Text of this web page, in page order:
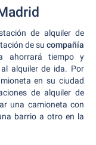
de alquiler de
de su compañía
ahorrará tiempo y
alquiler de ida. Por
en su ciudad
de alquiler de
una camioneta con
barrio a otro en la